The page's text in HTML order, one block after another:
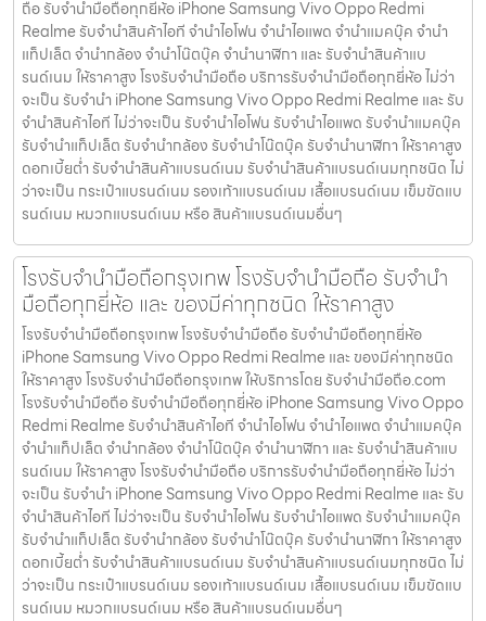
ถือ รับจำนำมือถือทุกยี่ห้อ iPhone Samsung Vivo Oppo Redmi
Realme รับจำนำสินค้าไอที จำนำไอโฟน จำนำไอแพด จำนำแมคบุ๊ค จำนำ
แท็ปเล็ต จำนำกล้อง จำนำโน๊ตบุ๊ค จำนำนาฬิกา และ รับจำนำสินค้าแบ
รนด์เนม ให้ราคาสูง โรงรับจำนำมือถือ บริการรับจำนำมือถือทุกยี่ห้อ ไม่ว่า
จะเป็น รับจำนำ iPhone Samsung Vivo Oppo Redmi Realme และ รับ
จำนำสินค้าไอที ไม่ว่าจะเป็น รับจำนำไอโฟน รับจำนำไอแพด รับจำนำแมคบุ๊ค
รับจำนำแท็ปเล็ต รับจำนำกล้อง รับจำนำโน๊ตบุ๊ค รับจำนำนาฬิกา ให้ราคาสูง
ดอกเบี้ยต่ำ รับจำนำสินค้าแบรนด์เนม รับจำนำสินค้าแบรนด์เนมทุกชนิด ไม่
ว่าจะเป็น กระเป๋าแบรนด์เนม รองเท้าแบรนด์เนม เสื้อแบรนด์เนม เข็มขัดแบ
รนด์เนม หมวกแบรนด์เนม หรือ สินค้าแบรนด์เนมอื่นๆ
โรงรับจำนำมือถือกรุงเทพ โรงรับจำนำมือถือ รับจำนำ
มือถือทุกยี่ห้อ และ ของมีค่าทุกชนิด ให้ราคาสูง
โรงรับจำนำมือถือกรุงเทพ โรงรับจำนำมือถือ รับจำนำมือถือทุกยี่ห้อ
iPhone Samsung Vivo Oppo Redmi Realme และ ของมีค่าทุกชนิด
ให้ราคาสูง โรงรับจำนำมือถือกรุงเทพ ให้บริการโดย รับจํานํามือถือ.com
โรงรับจำนำมือถือ รับจำนำมือถือทุกยี่ห้อ iPhone Samsung Vivo Oppo
Redmi Realme รับจำนำสินค้าไอที จำนำไอโฟน จำนำไอแพด จำนำแมคบุ๊ค
จำนำแท็ปเล็ต จำนำกล้อง จำนำโน๊ตบุ๊ค จำนำนาฬิกา และ รับจำนำสินค้าแบ
รนด์เนม ให้ราคาสูง โรงรับจำนำมือถือ บริการรับจำนำมือถือทุกยี่ห้อ ไม่ว่า
จะเป็น รับจำนำ iPhone Samsung Vivo Oppo Redmi Realme และ รับ
จำนำสินค้าไอที ไม่ว่าจะเป็น รับจำนำไอโฟน รับจำนำไอแพด รับจำนำแมคบุ๊ค
รับจำนำแท็ปเล็ต รับจำนำกล้อง รับจำนำโน๊ตบุ๊ค รับจำนำนาฬิกา ให้ราคาสูง
ดอกเบี้ยต่ำ รับจำนำสินค้าแบรนด์เนม รับจำนำสินค้าแบรนด์เนมทุกชนิด ไม่
ว่าจะเป็น กระเป๋าแบรนด์เนม รองเท้าแบรนด์เนม เสื้อแบรนด์เนม เข็มขัดแบ
รนด์เนม หมวกแบรนด์เนม หรือ สินค้าแบรนด์เนมอื่นๆ